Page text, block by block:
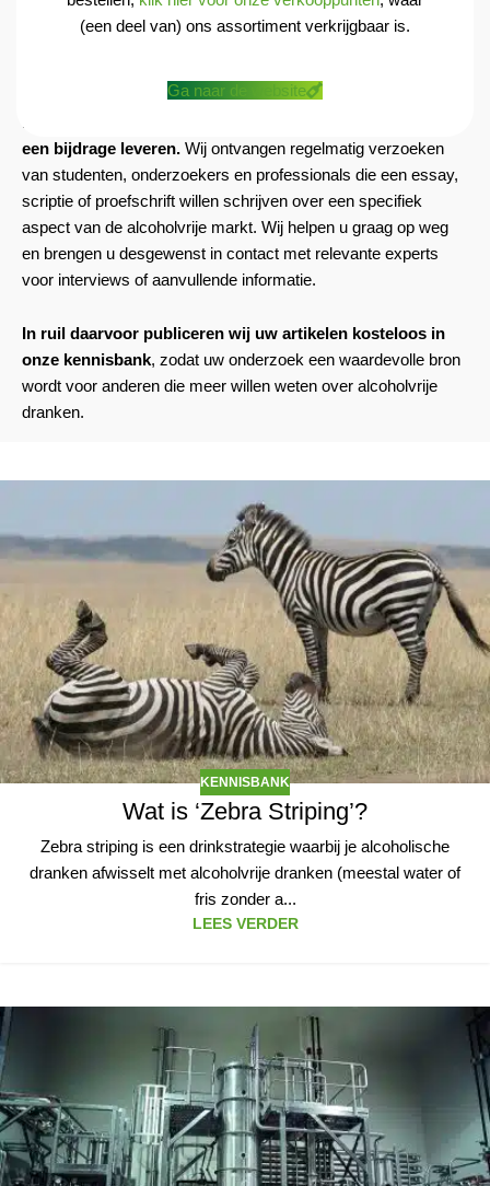
(een deel van) ons assortiment verkrijgbaar is.
Ga naar de website
zodat onze kennisbank een actueel en waardevol naslagwerk
een bijdrage leveren. Wij ontvangen regelmatig verzoeken
van studenten, onderzoekers en professionals die een essay,
scriptie of proefschrift willen schrijven over een specifiek
aspect van de alcoholvrije markt. Wij helpen u graag op weg
en brengen u desgewenst in contact met relevante experts
voor interviews of aanvullende informatie.
In ruil daarvoor publiceren wij uw artikelen kosteloos in
onze kennisbank, zodat uw onderzoek een waardevolle bron
wordt voor anderen die meer willen weten over alcoholvrije
dranken.
KENNISBANK
Wat is ‘Zebra Striping’?
Zebra striping is een drinkstrategie waarbij je alcoholische
dranken afwisselt met alcoholvrije dranken (meestal water of
fris zonder a...
LEES VERDER